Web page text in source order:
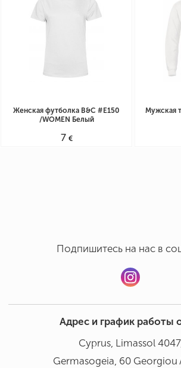
Режим работы Пн. - Пт.: 9:30 - 19:30
Суб.: 10:00 - 18:00
Женская футболка B&C #E150
/WOMEN Белый
7 €
Мужская
Подпишитесь на нас в
Адрес и график работы
Cyprus, Limassol
Germasogeia, 60 Georgiou